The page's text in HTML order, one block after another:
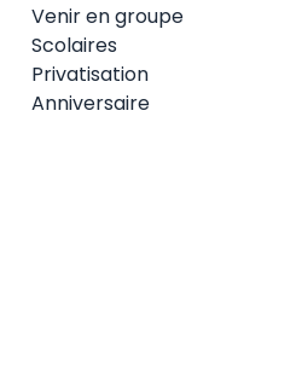
Venir en groupe
Scolaires
Privatisation
Anniversaire